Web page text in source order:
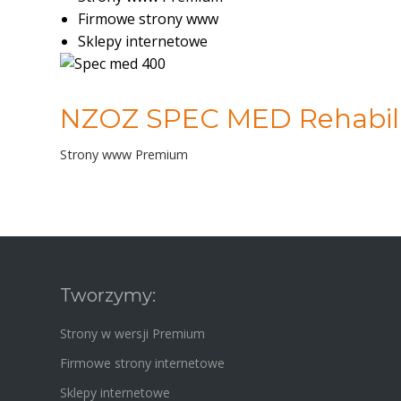
Firmowe strony www
Sklepy internetowe
NZOZ SPEC MED
Strony www Premium
Tworzymy:
Strony w wersji Premium
Firmowe strony internetowe
Sklepy internetowe